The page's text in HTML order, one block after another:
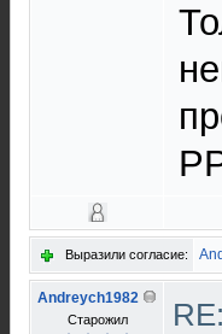
Выразили согласие:
Andreych1982
Старожил